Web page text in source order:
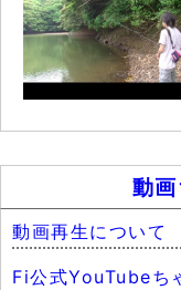
動
動画再生について
Fi公式YouTubeち